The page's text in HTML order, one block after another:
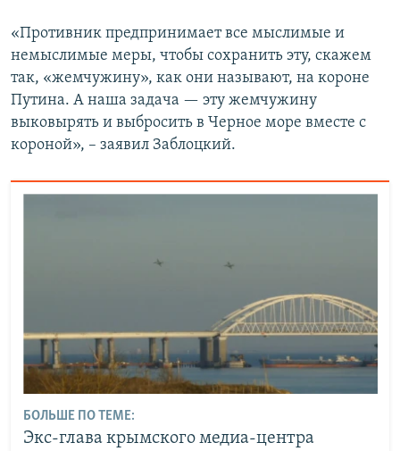
«Противник предпринимает все мыслимые и
немыслимые меры, чтобы сохранить эту, скажем
так, «жемчужину», как они называют, на короне
Путина. А наша задача — эту жемчужину
выковырять и выбросить в Черное море вместе с
короной», – заявил Заблоцкий.
БОЛЬШЕ ПО ТЕМЕ:
Экс-глава крымского медиа-центра